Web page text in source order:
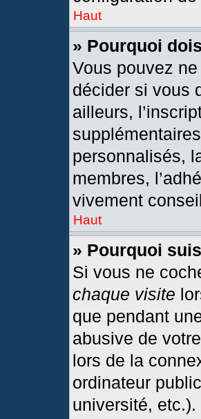
Haut
» Pourquoi
Vous pouvez
décider si vous
ailleurs,
personnalisés,
membres,
vivement
Haut
» Pourquoi
Si vous ne
chaque visite
que pendant
abusive de
lors de la
ordinateur
université,